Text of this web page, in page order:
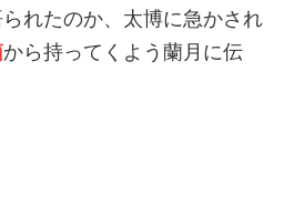
れたのか、太博に急かされ
から持ってくよう蘭月に伝